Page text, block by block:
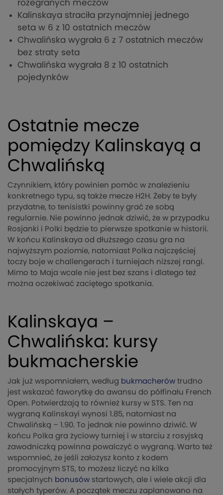
rozegranych meczów
Kalinskaya straciła przynajmniej jednego
seta w 6 z 10 ostatnich meczów
Chwalińska wygrała 6 z 7 ostatnich meczów
bez straty seta
Chwalińska wygrała 8 z 10 ostatnich
pojedynków
Ostatnie mecze
pomiędzy Kalinskayą a
Chwalińską
Czynnikiem, który powinien pomóc w znalezieniu
konkretnego typu, są także mecze H2H. Żeby te były
przydatne, to tenisistki powinny grać ze sobą
regularnie. Nie powinno jednak dziwić, że w przypadku
Rosjanki i Polki będzie to pierwsze spotkanie w historii.
W końcu Kalinskaya od dłuższego czasu gra na
najwyższym poziomie, natomiast Polka najczęściej
toczy boje w challengerach i turniejach niższej rangi.
Mimo to Maja wcale nie jest bez szans i dlatego też
można oczekiwać zaciętego spotkania.
Kalinskaya –
Chwalińska: kursy
bukmacherskie
Jak już wspomniałem, według bukmacherów trudno
jest wskazać faworytkę do awansu do półfinału French
Open. Potwierdzają to również kursy w STS. Ten na
wygraną Kalinskayi wynosi 1.85, natomiast na
Chwalińską – 1.90. To jednak nie powinno dziwić. W
końcu Polka gra życiowy turniej i w starciu z rosyjską
zawodniczką powinna powalczyć o wygraną. Warto też
wspomnieć, że jeśli założysz konto z kodem
promocyjnym STS, to możesz liczyć na kilka
specjalnych bonusów startowych, ale i wiele akcji dla
stałych typerów. A początek meczu zaplanowano na